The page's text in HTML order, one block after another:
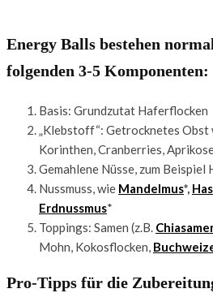
Energy Balls bestehen
folgenden 3-5 Komponenten:
Basis: Grundzutat Haferflocken
„Klebstoff“: Getrocknetes Obst
Korinthen, Cranberries,
Gemahlene Nüsse, zum Beispiel
Nussmuss, wie Mandelmus*,
Erdnussmus*
Toppings: Samen (z.B.
Mohn, Kokosflocken,
Pro-Tipps für die